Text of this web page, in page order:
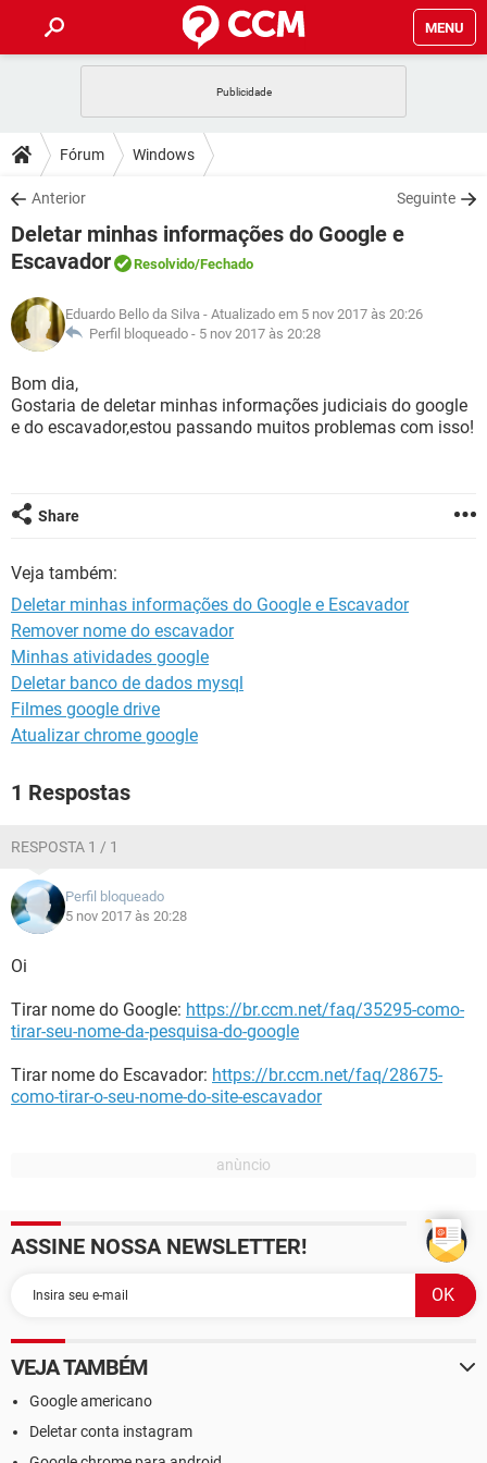
MENU
CELULAR
OUTLOOK
INSTAGRAM GMAIL
GUIA DE COMPRAS
DICAS
JOGOS
OUTLOOK
GUIA DE COMPRAS
DOWNLOADS
JOGOS WHATSAPP
CELULAR
OUTLOOK EXCEL
INSTAGRAM
GUIA DE COMPRAS
FÓRUM
CELULAR FACEBOOK
INSTAGRAM GMAIL
GUIA DE COMPRAS
GLOSSÁRIO
JOGOS
CELULAR
OUTLOOK EXCEL
Fórum Windows
Anterior Seguinte
Deletar minhas informações do Google e
Escavador
Resolvido/Fechado
Eduardo Bello da Silva - Atualizado em 5 nov 2017 às 20:26
Perfil bloqueado - 5 nov 2017 às 20:28
Bom dia,
Gostaria de deletar minhas informações judiciais do google
e do escavador,estou passando muitos problemas com isso!
Share
Veja também:
Deletar minhas informações do Google e Escavador
Remover nome do escavador
Minhas atividades google
Deletar banco de dados mysql
Filmes google drive
Atualizar chrome google
1 Respostas
RESPOSTA 1 / 1
Perfil bloqueado
5 nov 2017 às 20:28
Oi
Tirar nome do Google: https://br.ccm.net/faq/35295-como-
tirar-seu-nome-da-pesquisa-do-google
Tirar nome do Escavador: https://br.ccm.net/faq/28675-
como-tirar-o-seu-nome-do-site-escavador
ASSINE NOSSA NEWSLETTER!
VEJA TAMBÉM
Google americano
Deletar conta instagram